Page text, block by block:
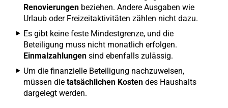
Renovierungen beziehen. Andere Ausgaben wie
Urlaub oder Freizeitaktivitäten zählen nicht dazu.
Es gibt keine feste Mindestgrenze, und die
Beteiligung muss nicht monatlich erfolgen.
Einmalzahlungen sind ebenfalls zulässig.
Um die finanzielle Beteiligung nachzuweisen,
müssen die tatsächlichen Kosten des Haushalts
dargelegt werden.